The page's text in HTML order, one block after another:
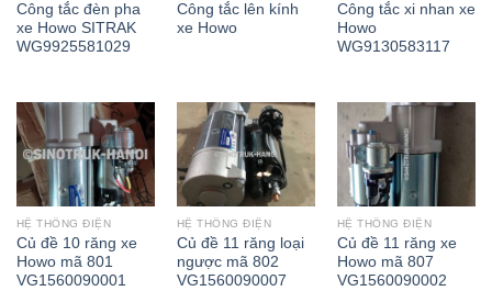
Công tắc đèn pha
xe Howo SITRAK
WG9925581029
Công tắc lên kính
xe Howo
Công tắc xi nhan xe
Howo
WG9130583117
HỆ THỐNG ĐIỆN
Củ đề 10 răng xe
Howo mã 801
VG1560090001
HỆ THỐNG ĐIỆN
Củ đề 11 răng loại
ngược mã 802
VG1560090007
HỆ THỐNG ĐIỆN
Củ đề 11 răng xe
Howo mã 807
VG1560090002